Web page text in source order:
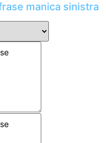
manica sinistra